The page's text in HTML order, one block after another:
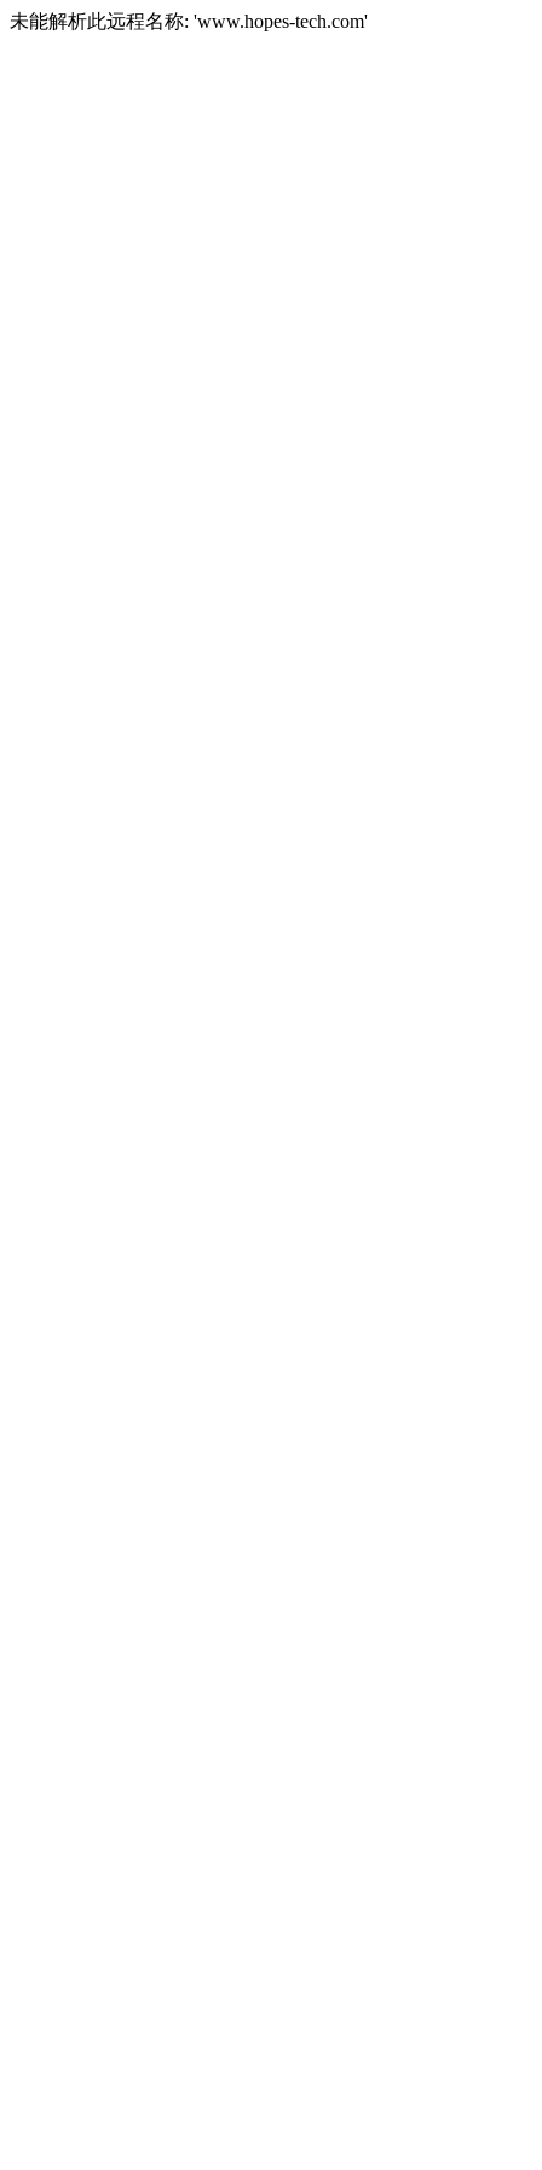
未能解析此远程名称: 'www.hopes-tech.com'